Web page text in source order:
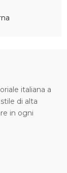
italiana a
di alta
in ogni